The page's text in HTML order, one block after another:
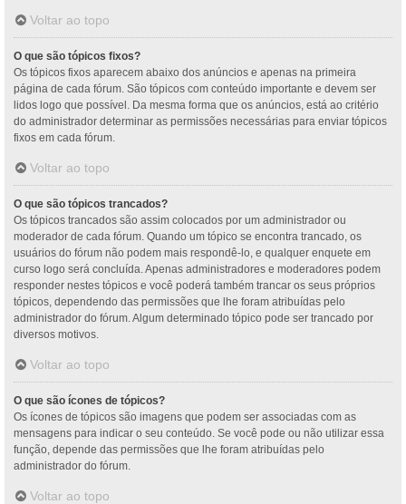
Voltar ao topo
O que são tópicos fixos?
Os tópicos fixos aparecem abaixo dos anúncios e apenas na primeira
página de cada fórum. São tópicos com conteúdo importante e devem ser
lidos logo que possível. Da mesma forma que os anúncios, está ao critério
do administrador determinar as permissões necessárias para enviar tópicos
fixos em cada fórum.
Voltar ao topo
O que são tópicos trancados?
Os tópicos trancados são assim colocados por um administrador ou
moderador de cada fórum. Quando um tópico se encontra trancado, os
usuários do fórum não podem mais respondê-lo, e qualquer enquete em
curso logo será concluída. Apenas administradores e moderadores podem
responder nestes tópicos e você poderá também trancar os seus próprios
tópicos, dependendo das permissões que lhe foram atribuídas pelo
administrador do fórum. Algum determinado tópico pode ser trancado por
diversos motivos.
Voltar ao topo
O que são ícones de tópicos?
Os ícones de tópicos são imagens que podem ser associadas com as
mensagens para indicar o seu conteúdo. Se você pode ou não utilizar essa
função, depende das permissões que lhe foram atribuídas pelo
administrador do fórum.
Voltar ao topo